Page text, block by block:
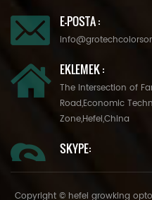
E-POSTA :
EKLEMEK :
The Intersection of
Road,Economic
Zone,Hefei,China
SKYPE:
Copyright © hefei growking